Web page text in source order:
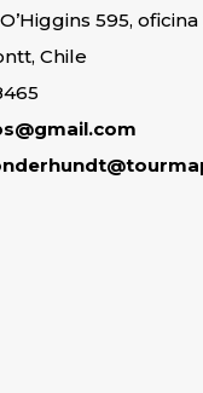
595, oficina
Chile